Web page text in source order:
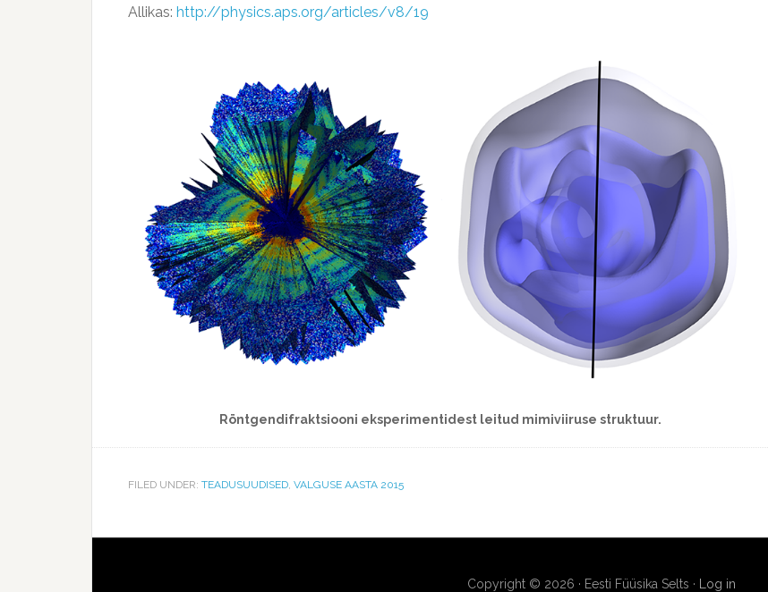
Allikas: http://physics.aps.org/articles/v8/19
Röntgendifraktsiooni eksperimentidest leitud mimiviiruse struktuur.
FILED UNDER: TEADUSUUDISED, VALGUSE AASTA 2015
Copyright © 2026 · Eesti Füüsika Selts · Log in